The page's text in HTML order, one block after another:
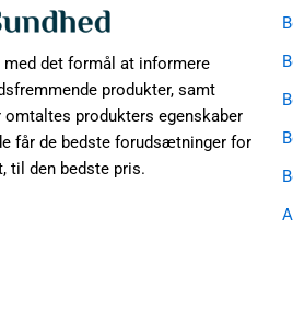
det formål at informere
produkter, samt
produkters egenskaber
får de bedste forudsætninger for
til den bedste pris.